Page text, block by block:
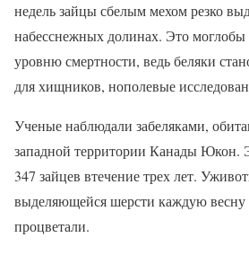
недель зайцы сбелым мехом резко
набесснежных долинах. Это
уровню смертности, ведь беляки
для хищников, нополевые
Ученые наблюдали забеляками,
западной территории Канады Юкон.
347 зайцев втечение трех лет.
выделяющейся шерсти каждую весну
процветали.